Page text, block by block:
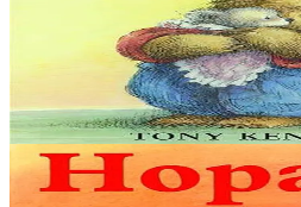
Ur c'hoar vihan zo degouezhet e ti
gwall blijet, evit doare, gant an
Gwelet
Prenañ
2 vloaz hag ouzhpenn
An Here